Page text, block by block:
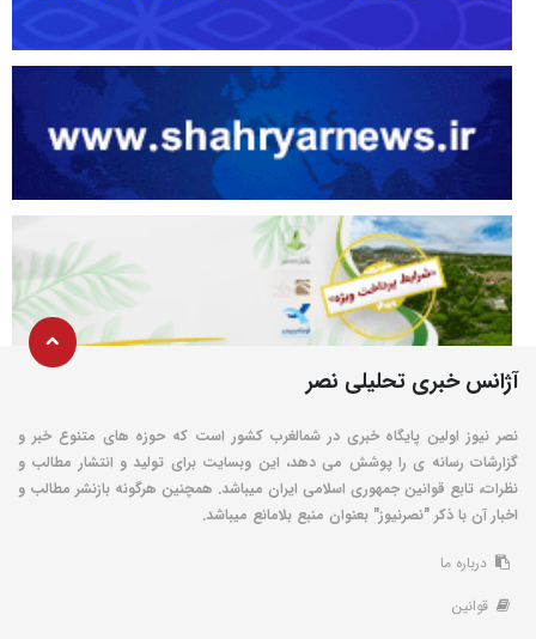
آژانس خبری تحلیلی نصر
نصر نیوز اولین پایگاه خبری در شمالغرب کشور است که حوزه های متنوع خبر و
گزارشات رسانه ی را پوشش می دهد، این وبسایت برای تولید و انتشار مطالب و
نظرات، تابع قوانین جمهوری اسلامی ایران میباشد. همچنین هرگونه بازنشر مطالب و
اخبار آن با ذکر "نصرنیوز" بعنوان منبع بلامانع میباشد.
درباره ما
قوانین